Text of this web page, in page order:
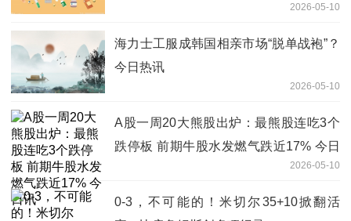
2026-05-10
海力士工服成韩国相亲市场“脱单战袍”？
今日热讯
2026-05-10
A股一周20大熊股出炉：最熊股连吃3个
跌停板 前期牛股水发燃气跌近17% 今日
2026-05-10
0-3，不可能的！米切尔35+10掀翻活